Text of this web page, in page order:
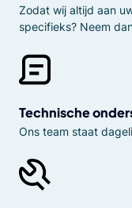
Zodat wij altijd aan
specifieks? Neem
Technische
Ons team staat